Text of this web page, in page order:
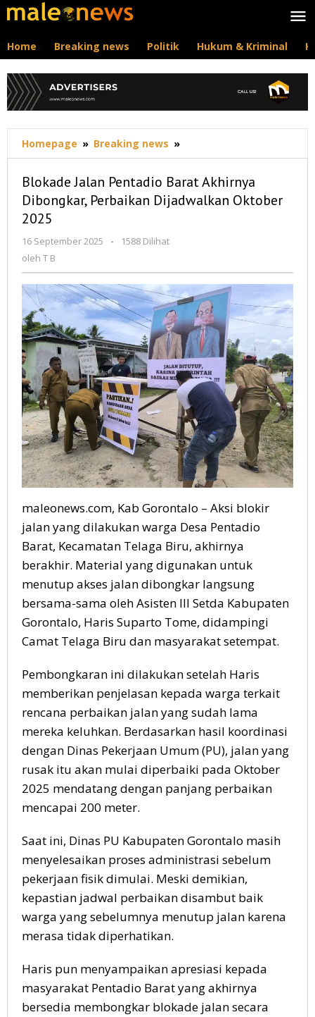
Lewati
ke
Home Breaking news Politik Hukum & Kriminal
Homepage » Breaking news »
Jalan
Barat
Akhirnya
2025
Blokade Jalan Pentadio Barat Akhirnya
Dibongkar, Perbaikan Dijadwalkan Oktober
2025
16 September 2025
oleh
-
1588 Dilihat
oleh T B
maleonews.com, Kab Gorontalo – Aksi blokir
jalan yang dilakukan warga Desa Pentadio
Barat, Kecamatan Telaga Biru, akhirnya
berakhir. Material yang digunakan untuk
menutup akses jalan dibongkar langsung
bersama-sama oleh Asisten III Setda Kabupaten
Gorontalo, Haris Suparto Tome, didampingi
Camat Telaga Biru dan masyarakat setempat.
Pembongkaran ini dilakukan setelah Haris
memberikan penjelasan kepada warga terkait
rencana perbaikan jalan yang sudah lama
mereka keluhkan. Berdasarkan hasil koordinasi
dengan Dinas Pekerjaan Umum (PU), jalan yang
rusak itu akan mulai diperbaiki pada Oktober
2025 mendatang dengan panjang perbaikan
mencapai 200 meter.
Saat ini, Dinas PU Kabupaten Gorontalo masih
menyelesaikan proses administrasi sebelum
pekerjaan fisik dimulai. Meski demikian,
kepastian jadwal perbaikan disambut baik
warga yang sebelumnya menutup jalan karena
merasa tidak diperhatikan.
Haris pun menyampaikan apresiasi kepada
masyarakat Pentadio Barat yang akhirnya
bersedia membongkar blokade jalan secara